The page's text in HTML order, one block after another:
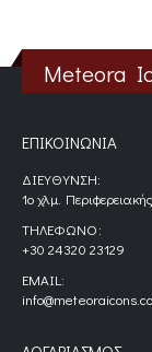
Meteora
ΕΠΙΚΟΙΝΩΝΊΑ
ΔΙΕΎΘΥΝΣΗ:
1ο χλμ.
ΤΗΛΈΦΩΝΟ:
+30 24320 23129
EMAIL: